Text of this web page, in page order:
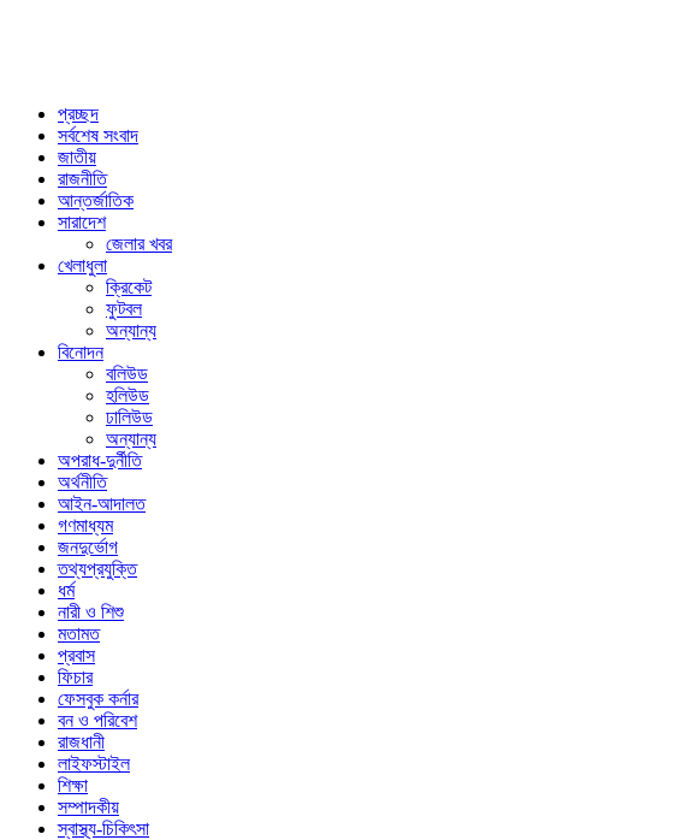
প্রচ্ছদ
সর্বশেষ সংবাদ
জাতীয়
রাজনীতি
আন্তর্জাতিক
সারাদেশ
জেলার খবর
খেলাধুলা
ক্রিকেট
ফুটবল
অন্যান্য
বিনোদন
বলিউড
হলিউড
ঢালিউড
অন্যান্য
অপরাধ-দুর্নীতি
অর্থনীতি
আইন-আদালত
গণমাধ্যম
জনদুর্ভোগ
তথ্যপ্রযুক্তি
ধর্ম
নারী ও শিশু
মতামত
প্রবাস
ফিচার
ফেসবুক কর্নার
বন ও পরিবেশ
রাজধানী
লাইফস্টাইল
শিক্ষা
সম্পাদকীয়
স্বাস্থ্য-চিকিৎসা